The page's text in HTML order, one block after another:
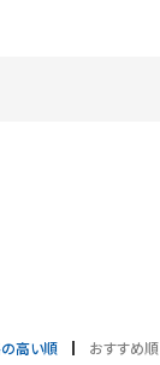
高い順 おすすめ順